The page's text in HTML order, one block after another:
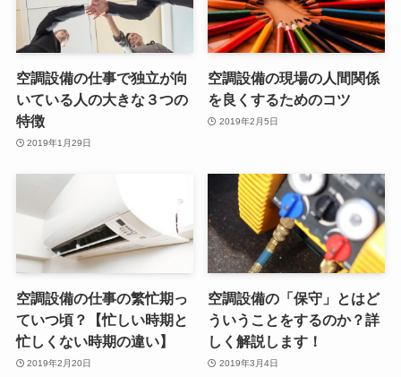
空調設備の仕事で独立が向
いている人の大きな３つの
特徴
2019年1月29日
空調設備の現場の人間関係
を良くするためのコツ
2019年2月5日
空調設備の仕事の繁忙期っ
ていつ頃？【忙しい時期と
忙しくない時期の違い】
2019年2月20日
空調設備の「保守」とはど
ういうことをするのか？詳
しく解説します！
2019年3月4日